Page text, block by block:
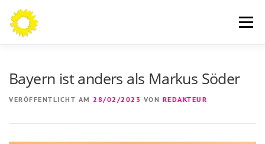
Inhalt
springen
Menü
Bayern ist anders als Markus Söder
VERÖFFENTLICHT AM 28/02/2023 VON REDAKTEUR